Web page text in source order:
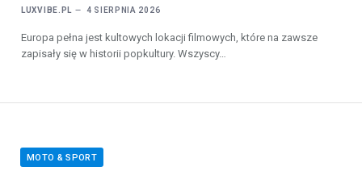
LUXVIBE.PL 4 SIERPNIA 2026
Europa pełna jest kultowych lokacji filmowych, które na zawsze
zapisały się w historii popkultury. Wszyscy…
MOTO & SPORT